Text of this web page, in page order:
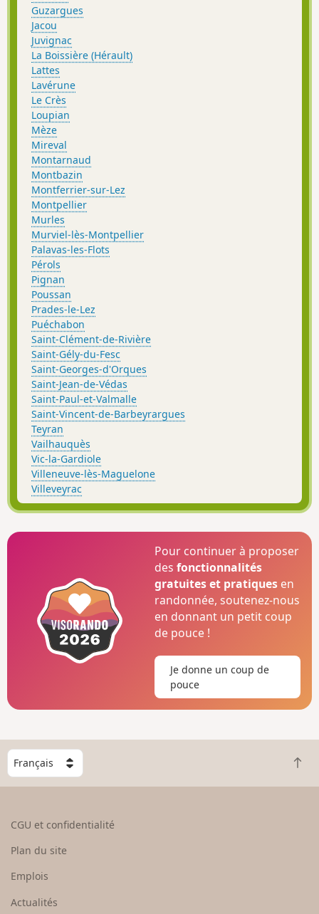
Guzargues
Jacou
Juvignac
La Boissière (Hérault)
Lattes
Lavérune
Le Crès
Loupian
Mèze
Mireval
Montarnaud
Montbazin
Montferrier-sur-Lez
Montpellier
Murles
Murviel-lès-Montpellier
Palavas-les-Flots
Pérols
Pignan
Poussan
Prades-le-Lez
Puéchabon
Saint-Clément-de-Rivière
Saint-Gély-du-Fesc
Saint-Georges-d'Orques
Saint-Jean-de-Védas
Saint-Paul-et-Valmalle
Saint-Vincent-de-Barbeyrargues
Teyran
Vailhauquès
Vic-la-Gardiole
Villeneuve-lès-Maguelone
Villeveyrac
Pour continuer à proposer
desfonctionnalités
gratuites et pratiques en
randonnée, soutenez-nous
en donnant un petit coup
de pouce !
Je donne un coup de
pouce
C
h
o
e
u
R
e
CGU et confidentialité
Plan du site
Emplois
Actualités